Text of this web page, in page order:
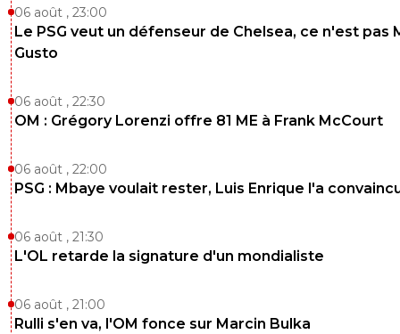
06 août , 23:00
Le PSG veut un défenseur de Chelsea, ce n'est pas
Gusto
06 août , 22:30
OM : Grégory Lorenzi offre 81 ME à Frank McCourt
06 août , 22:00
PSG : Mbaye voulait rester, Luis Enrique l'a
06 août , 21:30
L'OL retarde la signature d'un mondialiste
06 août , 21:00
Rulli s'en va, l'OM fonce sur Marcin Bulka